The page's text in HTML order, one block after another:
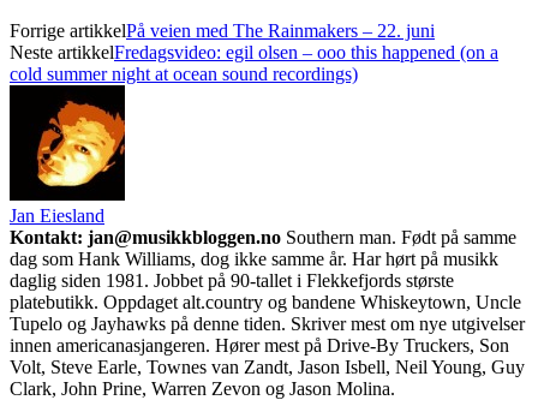
Forrige artikkelPå veien med The Rainmakers – 22. juni
Neste artikkelFredagsvideo: egil olsen – ooo this happened (on a
cold summer night at ocean sound recordings)
Jan Eiesland
Kontakt: jan@musikkbloggen.no Southern man. Født på samme
dag som Hank Williams, dog ikke samme år. Har hørt på musikk
daglig siden 1981. Jobbet på 90-tallet i Flekkefjords største
platebutikk. Oppdaget alt.country og bandene Whiskeytown, Uncle
Tupelo og Jayhawks på denne tiden. Skriver mest om nye utgivelser
innen americanasjangeren. Hører mest på Drive-By Truckers, Son
Volt, Steve Earle, Townes van Zandt, Jason Isbell, Neil Young, Guy
Clark, John Prine, Warren Zevon og Jason Molina.